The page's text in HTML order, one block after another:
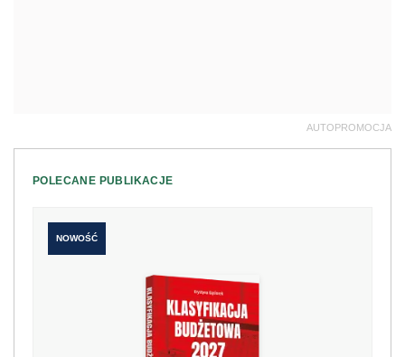
AUTOPROMOCJA
POLECANE PUBLIKACJE
NOWOŚĆ